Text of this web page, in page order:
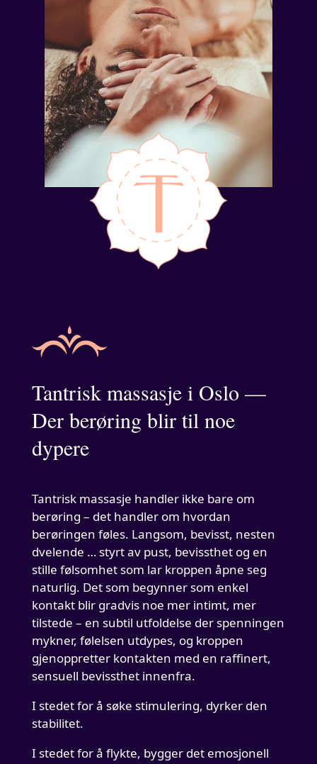
Tantrisk massasje i Oslo —
Der berøring blir til noe
dypere
Tantrisk massasje handler ikke bare om
berøring – det handler om hvordan
berøringen føles. Langsom, bevisst, nesten
dvelende … styrt av pust, bevissthet og en
stille følsomhet som lar kroppen åpne seg
naturlig. Det som begynner som enkel
kontakt blir gradvis noe mer intimt, mer
tilstede – en subtil utfoldelse der spenningen
mykner, følelsen utdypes, og kroppen
gjenoppretter kontakten med en raffinert,
sensuell bevissthet innenfra.
I stedet for å søke stimulering, dyrker den
stabilitet.
I stedet for å flykte, bygger det emosjonell